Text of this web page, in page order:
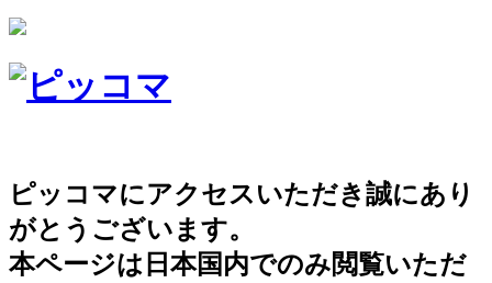
ピッコマにアクセスいただき誠にあり
がとうございます。
本ページは日本国内でのみ閲覧いただ